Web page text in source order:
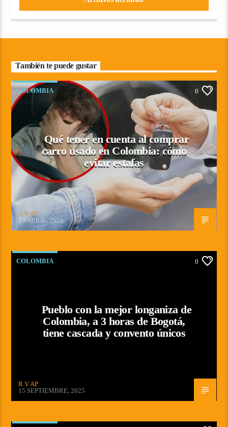
También te puede gustar
COLOMBIA 0
Qué tener en cuenta al comprar
carro usado en Colombia: cómo
evitar estafas
R V AP
19 ABRIL, 2026
COLOMBIA 0
Pueblo con la mejor longaniza de
Colombia, a 3 horas de Bogotá,
tiene cascada y convento únicos
R V AP
15 SEPTIEMBRE, 2025